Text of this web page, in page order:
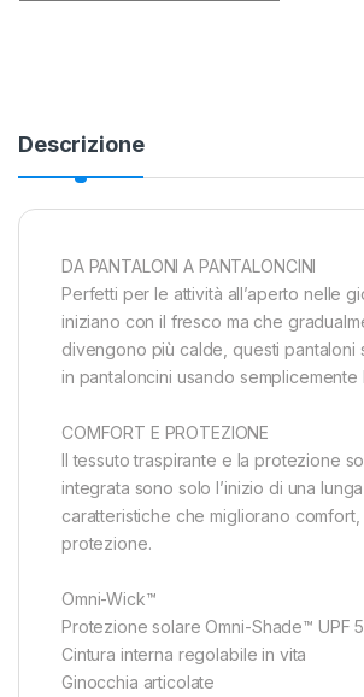
Descrizione
DA PANTALONI A PANTALONCINI
Perfetti per le attività all’aperto nelle
iniziano con il fresco ma che
divengono più calde, questi pantaloni
in pantaloncini usando semplicemente
COMFORT E PROTEZIONE
Il tessuto traspirante e la protezione
integrata sono solo l’inizio di una
caratteristiche che migliorano comfort,
protezione.
Omni-Wick™
Protezione solare Omni-Shade™ UPF
Cintura interna regolabile in vita
Ginocchia articolate